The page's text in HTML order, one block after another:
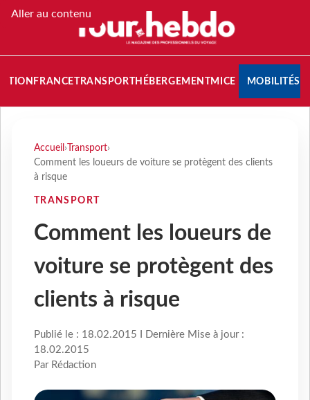
Aller au contenu
FRANCETRANSPORT HÉBERGEMENTMICE MOBILITÉS
Accueil › Transport›
Comment les loueurs de voiture se protègent des clients
à risque
TRANSPORT
Comment les loueurs de
voiture se protègent des
clients à risque
Publié le : 18.02.2015 I Dernière Mise à jour :
18.02.2015
Par Rédaction